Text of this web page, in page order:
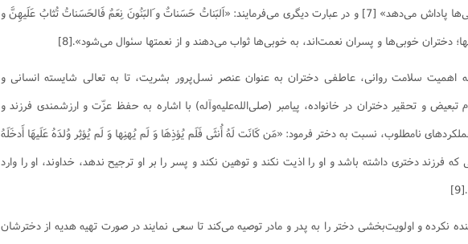
می‌کند و بر نیکی‌ها پاداش می‌دهد» [7] و در عبارت دیگری می‌فرمایند: «اَلبَناتُ حَسَناتٌ و َالبَنُونَ نِعَمٌ فَالحَسَناتُ تُثابُ عَلَيهِنَّ و
دختران خوبى‏‌ها و پسران نعمت‏‌اند، به خوبى‏‌ها ثواب مى‏‌دهند و از نعمت‏ها سئوال مى‏‌شود».[8]
اهمیت سلامت روانی، عاطفی دختران به عنوان عنصر نسل‌پرور بشریت، تا به تعالی شایسته انسانی و
تبعیض و تحقیر دختران در خانواده، پيامبر (صلى‌الله‌عليه‌و‌آله) با اشاره به حفظ عزّت و ارزشمندى فرزند و
نامطلوب، نسبت به دختر فرمود: «مَن كَانَت لَهُ أُنثَى فَلَم يُؤذِهَا وَ لَم يُهنِها وَ لَم يُؤثِر وُلدَهُ عَلَيهَا أَدخَلَهُ
كه فرزند دخترى داشته باشد و او را اذيت نكند و توهين نكند و پسر را بر او ترجيح ندهد، خداوند، او را وارد
نکرده و اولویت‌بخشی دختر را به پدر و مادر توصیه می‌‌کند تا سعی نمایند در صورت تهیه هدیه از دخترشان